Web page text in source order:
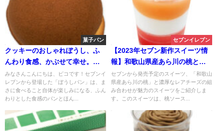
菓子パン
クッキーのおしゃれぼうし、ふ
んわり食感、かぶせて幸せ。ぼ
うしパン。
みなさんこんにちは、ピコです！セブンイ
レブンから登場した「ぼうしパン」は、ま
さに食べること自体が楽しみになる、ふん
わりとした食感のパンとほん...
セブンイレブン
【2023年セブン新作スイーツ情
報】和歌山県産あら川の桃と濃
厚レアチーズ
セブンから発売予定のスイーツ、「和歌山
県産あら川の桃」と濃厚なレアチーズの組
み合わせが魅力のスイーツをご紹介しま
す。このスイーツは、桃ソース...